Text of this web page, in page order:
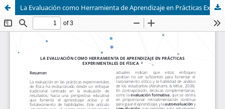
La Evaluación como Herramienta de Aprendizaje en Prácticas Experimentales de Física